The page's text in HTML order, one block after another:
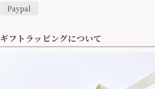
Paypal
ギフトラッピングについて